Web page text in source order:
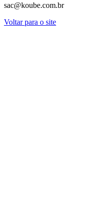
sac@koube.com.br
Voltar para o site